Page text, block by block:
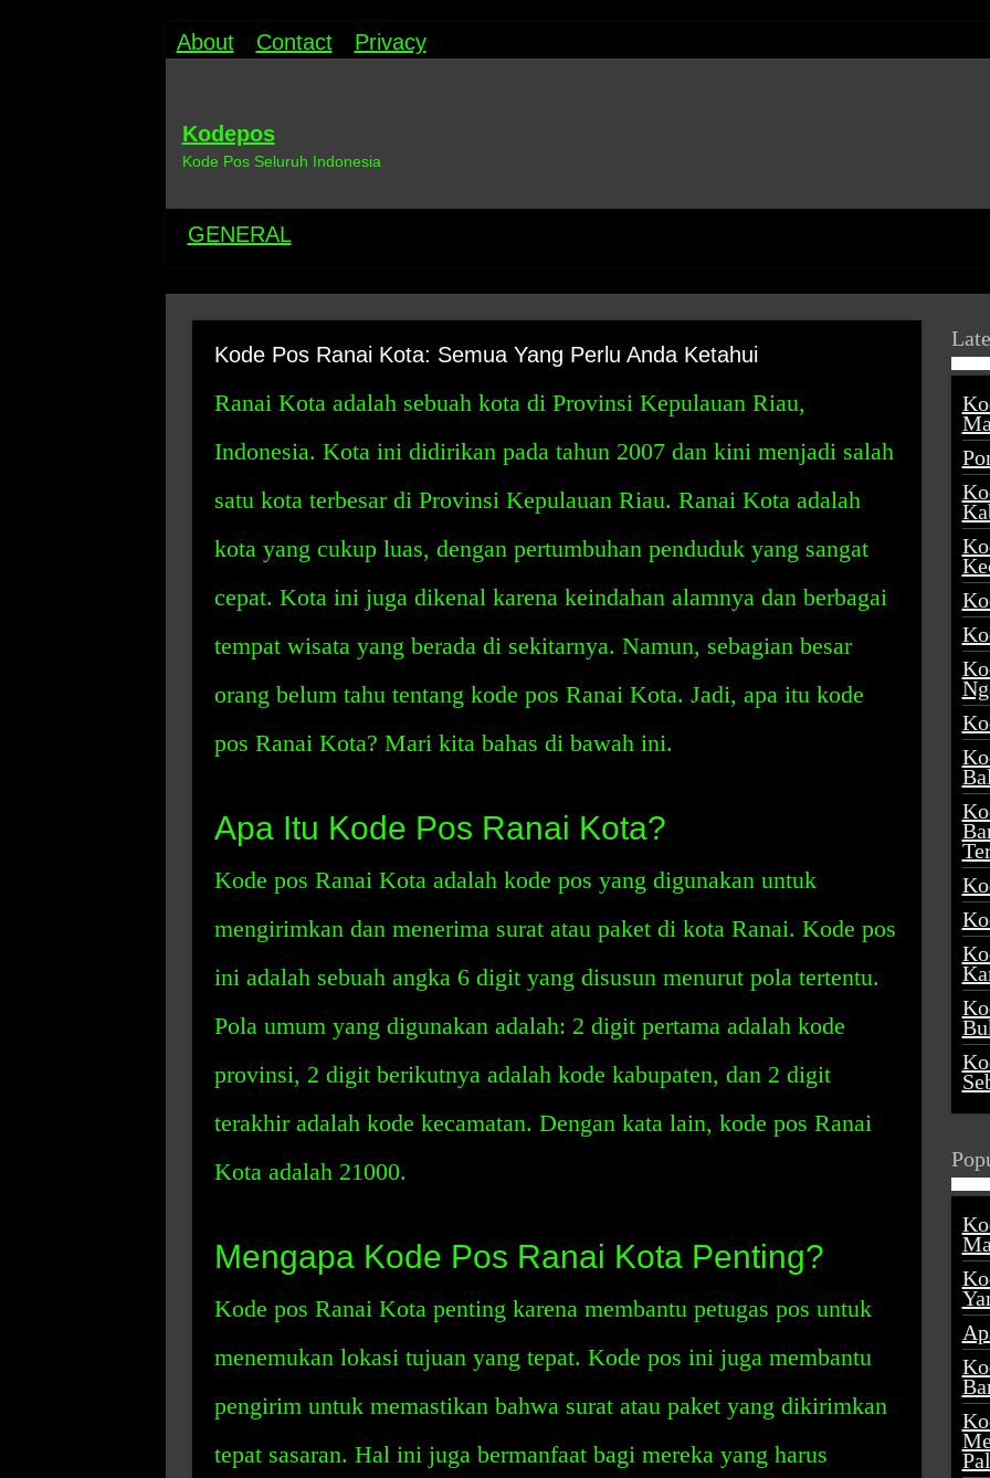
About Contact Privacy
Kodepos
Kode Pos Seluruh Indonesia
GENERAL
Kode Pos Ranai Kota: Semua Yang Perlu Anda Ketahui
Ranai Kota adalah sebuah kota di Provinsi Kepulauan Riau,
Indonesia. Kota ini didirikan pada tahun 2007 dan kini menjadi salah
satu kota terbesar di Provinsi Kepulauan Riau. Ranai Kota adalah
kota yang cukup luas, dengan pertumbuhan penduduk yang sangat
cepat. Kota ini juga dikenal karena keindahan alamnya dan berbagai
tempat wisata yang berada di sekitarnya. Namun, sebagian besar
orang belum tahu tentang kode pos Ranai Kota. Jadi, apa itu kode
pos Ranai Kota? Mari kita bahas di bawah ini.
Apa Itu Kode Pos Ranai Kota?
Kode pos Ranai Kota adalah kode pos yang digunakan untuk
mengirimkan dan menerima surat atau paket di kota Ranai. Kode pos
ini adalah sebuah angka 6 digit yang disusun menurut pola tertentu.
Pola umum yang digunakan adalah: 2 digit pertama adalah kode
provinsi, 2 digit berikutnya adalah kode kabupaten, dan 2 digit
terakhir adalah kode kecamatan. Dengan kata lain, kode pos Ranai
Kota adalah 21000.
Mengapa Kode Pos Ranai Kota Penting?
Kode pos Ranai Kota penting karena membantu petugas pos untuk
menemukan lokasi tujuan yang tepat. Kode pos ini juga membantu
pengirim untuk memastikan bahwa surat atau paket yang dikirimkan
tepat sasaran. Hal ini juga bermanfaat bagi mereka yang harus